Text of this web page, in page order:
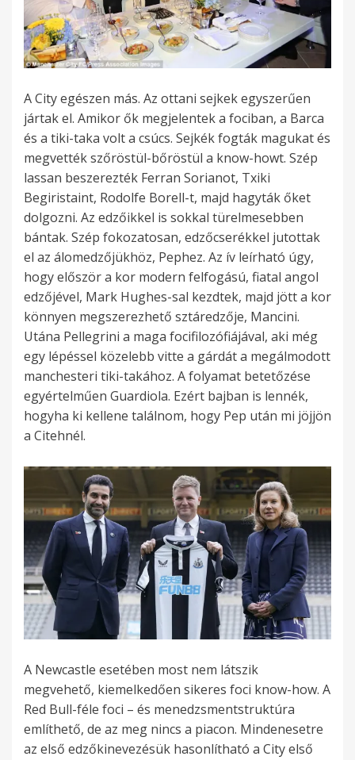
A City egészen más. Az ottani sejkek egyszerűen
jártak el. Amikor ők megjelentek a fociban, a Barca
és a tiki-taka volt a csúcs. Sejkék fogták magukat és
megvették szőröstül-bőröstül a know-howt. Szép
lassan beszerezték Ferran Sorianot, Txiki
Begiristaint, Rodolfe Borell-t, majd hagyták őket
dolgozni. Az edzőikkel is sokkal türelmesebben
bántak. Szép fokozatosan, edzőcserékkel jutottak
el az álomedzőjükhöz, Pephez. Az ív leírható úgy,
hogy először a kor modern felfogású, fiatal angol
edzőjével, Mark Hughes-sal kezdtek, majd jött a kor
könnyen megszerezhető sztáredzője, Mancini.
Utána Pellegrini a maga focifilozófiájával, aki még
egy lépéssel közelebb vitte a gárdát a megálmodott
manchesteri tiki-takához. A folyamat betetőzése
egyértelműen Guardiola. Ezért bajban is lennék,
hogyha ki kellene találnom, hogy Pep után mi jöjjön
a Citehnél.
A Newcastle esetében most nem látszik
megvehető, kiemelkedően sikeres foci know-how. A
Red Bull-féle foci – és menedzsmentstruktúra
említhető, de az meg nincs a piacon. Mindenesetre
az első edzőkinevezésük hasonlítható a City első